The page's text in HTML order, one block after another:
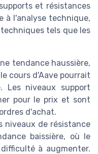
et résistances
à l'analyse technique,
tels que les
tendance haussière,
cours d'Aave pourrait
Les niveaux support
pour le prix et sont
d'achat.
niveaux de résistance
baissière, où le
à augmenter.